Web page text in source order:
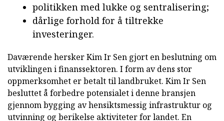
politikken med lukke og sentralisering;
dårlige forhold for å tiltrekke
investeringer.
Daværende hersker Kim Ir Sen gjort en beslutning om
utviklingen i finanssektoren. I form av dens stor
oppmerksomhet er betalt til landbruket. Kim Ir Sen
besluttet å forbedre potensialet i denne bransjen
gjennom bygging av hensiktsmessig infrastruktur og
utvinning og berikelse aktiviteter for landet. En